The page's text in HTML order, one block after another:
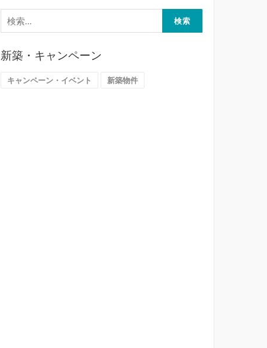
域
か
ら
探
す
（大
検
索:
新築・キャンペーン
キャンペーン・イベント 新築物件